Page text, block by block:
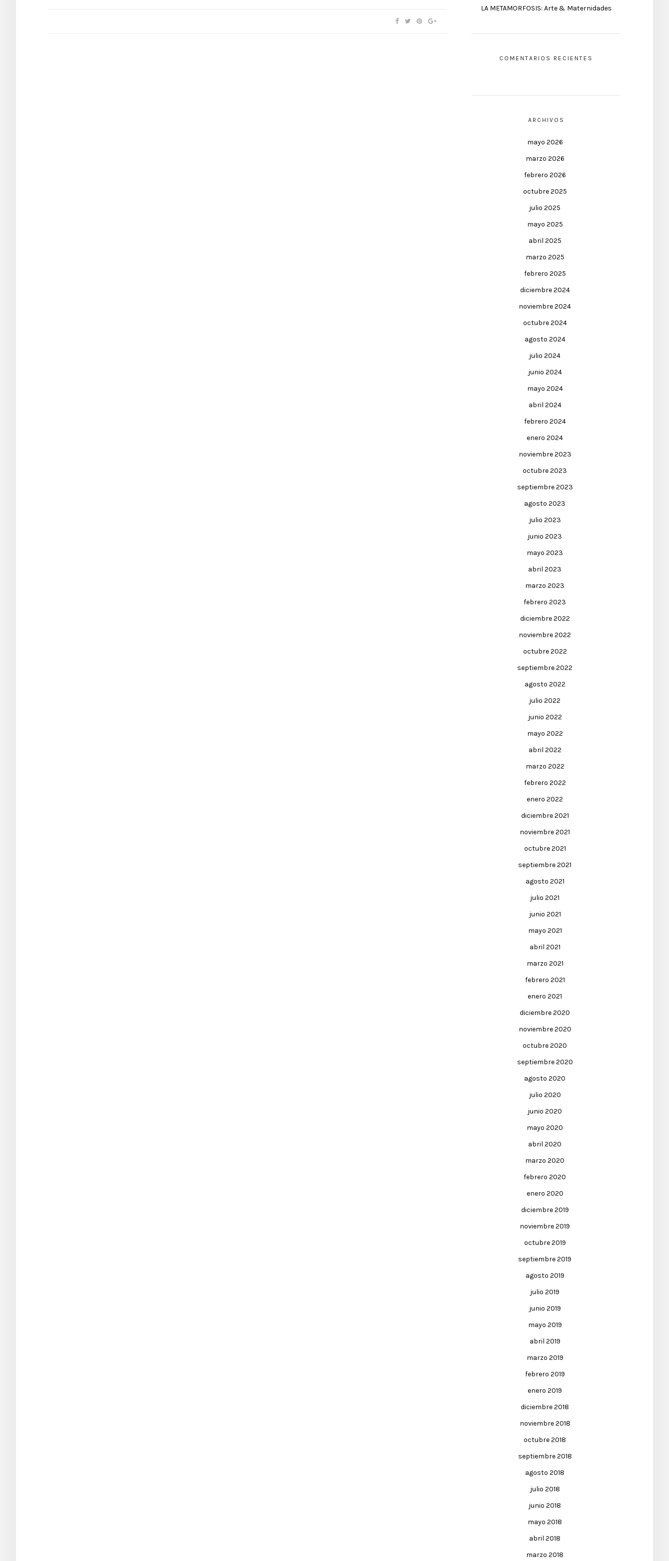
LA METAMORFOSIS: Arte & Maternidades
COMENTARIOS RECIENTES
ARCHIVOS
mayo 2026
marzo 2026
febrero 2026
octubre 2025
julio 2025
mayo 2025
abril 2025
marzo 2025
febrero 2025
diciembre 2024
noviembre 2024
octubre 2024
agosto 2024
julio 2024
junio 2024
mayo 2024
abril 2024
febrero 2024
enero 2024
noviembre 2023
octubre 2023
septiembre 2023
agosto 2023
julio 2023
junio 2023
mayo 2023
abril 2023
marzo 2023
febrero 2023
diciembre 2022
noviembre 2022
octubre 2022
septiembre 2022
agosto 2022
julio 2022
junio 2022
mayo 2022
abril 2022
marzo 2022
febrero 2022
enero 2022
diciembre 2021
noviembre 2021
octubre 2021
septiembre 2021
agosto 2021
julio 2021
junio 2021
mayo 2021
abril 2021
marzo 2021
febrero 2021
enero 2021
diciembre 2020
noviembre 2020
octubre 2020
septiembre 2020
agosto 2020
julio 2020
junio 2020
mayo 2020
abril 2020
marzo 2020
febrero 2020
enero 2020
diciembre 2019
noviembre 2019
octubre 2019
septiembre 2019
agosto 2019
julio 2019
junio 2019
mayo 2019
abril 2019
marzo 2019
febrero 2019
enero 2019
diciembre 2018
noviembre 2018
octubre 2018
septiembre 2018
agosto 2018
julio 2018
junio 2018
mayo 2018
abril 2018
marzo 2018